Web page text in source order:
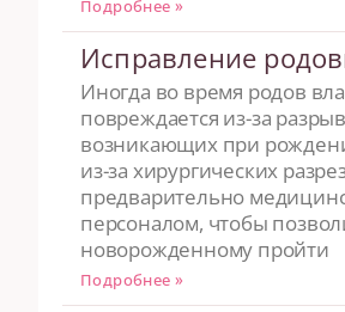
Подробнее »
Исправление
Иногда во время родов
повреждается из-за
возникающих при
из-за хирургических
предварительно
персоналом, чтобы
новорожденному пройти
Подробнее »